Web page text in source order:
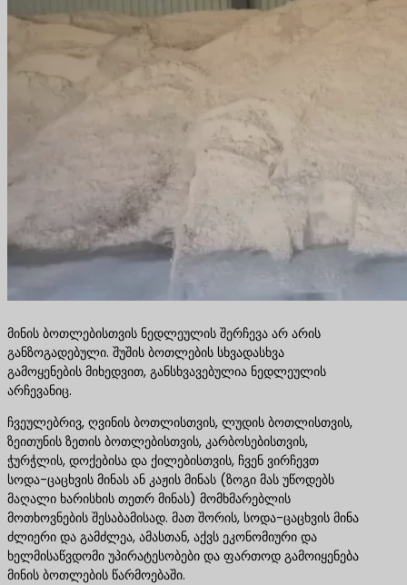
მინის ბოთლებისთვის ნედლეულის შერჩევა არ არის
განზოგადებული. შუშის ბოთლების სხვადასხვა
გამოყენების მიხედვით, განსხვავებულია ნედლეულის
არჩევანიც.
ჩვეულებრივ, ღვინის ბოთლისთვის, ლუდის ბოთლისთვის,
ზეითუნის ზეთის ბოთლებისთვის, კარბოსებისთვის,
ჭურჭლის, დოქებისა და ქილებისთვის, ჩვენ ვირჩევთ
სოდა-ცაცხვის მინას ან კაჟის მინას (ზოგი მას უწოდებს
მაღალი ხარისხის თეთრ მინას) მომხმარებლის
მოთხოვნების შესაბამისად. მათ შორის, სოდა-ცაცხვის მინა
ძლიერი და გამძლეა, ამასთან, აქვს ეკონომიური და
ხელმისაწვდომი უპირატესობები და ფართოდ გამოიყენება
მინის ბოთლების წარმოებაში.